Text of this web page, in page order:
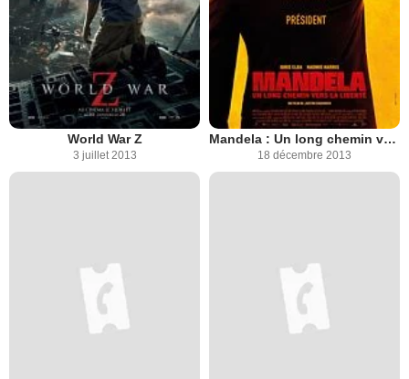
World War Z
3 juillet 2013
Mandela : Un long chemin vers la liberté
18 décembre 2013